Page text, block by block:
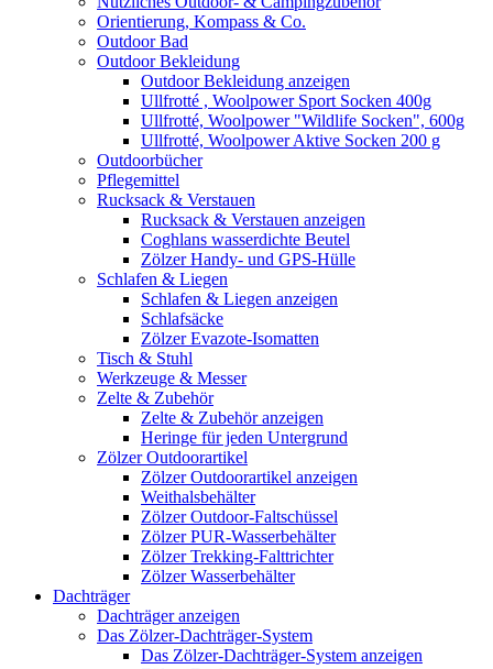
Orientierung, Kompass & Co.
Outdoor Bad
Outdoor Bekleidung
Outdoor Bekleidung anzeigen
Ullfrotté , Woolpower Sport Socken 400g
Ullfrotté, Woolpower "Wildlife Socken", 600g
Ullfrotté, Woolpower Aktive Socken 200 g
Outdoorbücher
Pflegemittel
Rucksack & Verstauen
Rucksack & Verstauen anzeigen
Coghlans wasserdichte Beutel
Zölzer Handy- und GPS-Hülle
Schlafen & Liegen
Schlafen & Liegen anzeigen
Schlafsäcke
Zölzer Evazote-Isomatten
Tisch & Stuhl
Werkzeuge & Messer
Zelte & Zubehör
Zelte & Zubehör anzeigen
Heringe für jeden Untergrund
Zölzer Outdoorartikel
Zölzer Outdoorartikel anzeigen
Weithalsbehälter
Zölzer Outdoor-Faltschüssel
Zölzer PUR-Wasserbehälter
Zölzer Trekking-Falttrichter
Zölzer Wasserbehälter
Dachträger
Dachträger anzeigen
Das Zölzer-Dachträger-System
Das Zölzer-Dachträger-System anzeigen